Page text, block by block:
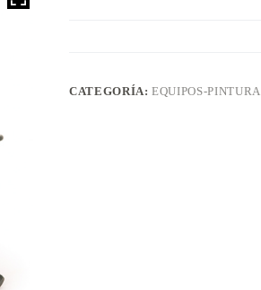
CATEGORÍA:EQUIPOS-PINTURA